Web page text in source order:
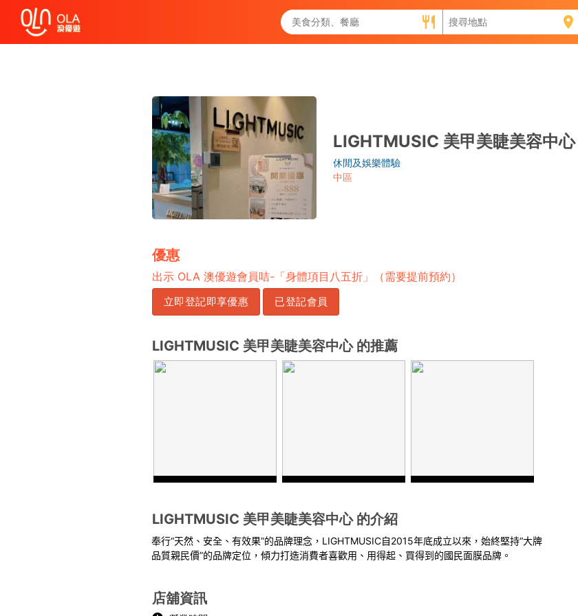
查看`我的優惠記錄`
LIGHTMUSIC 美甲美睫美容中心
休閒及娛樂體驗
中區
優惠
出示OLA 澳優遊會員咭-「身體項目八五折」（需要提前預約）
立即登記即享優惠 已登記會員
LIGHTMUSIC 美甲美睫美容中心 的推薦
LIGHTMUSIC 美甲美睫美容中心 的介紹
奉行“天然、安全、有效果”的品牌理念， LIGHTMUSIC自2015年底成立以來，始終堅持“大牌
品質親民價”的品牌定位，傾力打造消費者喜歡用、用得起、買得到的國民面膜品牌。
店舖資訊